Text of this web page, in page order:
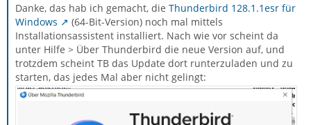
Danke, das hab ich gemacht, die Thunderbird 128.1.1esr für
Windows
(64-Bit-Version) noch mal mittels
Installationsassistent installiert. Nach wie vor scheint da
unter Hilfe > Über Thunderbird die neue Version auf, und
trotzdem scheint TB das Update dort runterzuladen und zu
starten, das jedes Mal aber nicht gelingt: